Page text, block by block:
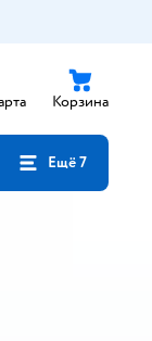
Корзина
Ещё 7